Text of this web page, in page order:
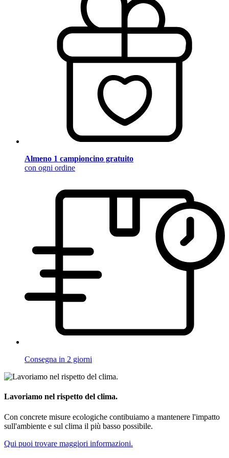
Almeno 1 campioncino gratuito
con ogni ordine
Consegna in 2 giorni
Lavoriamo nel rispetto del clima.
Con concrete misure ecologiche contibuiamo a mantenere l'impatto
sull'ambiente e sul clima il più basso possibile.
Qui puoi trovare maggiori informazioni.